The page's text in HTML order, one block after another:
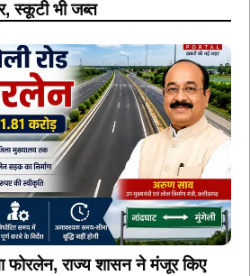
स्कूटी भी जब्त
फोरलेन, राज्य शासन ने मंजूर किए